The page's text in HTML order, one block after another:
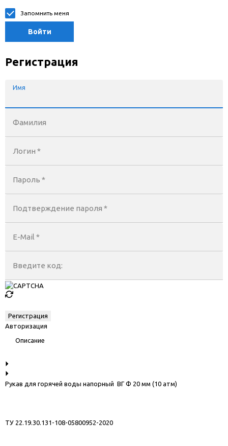
Запомнить меня
Войти
Регистрация
Имя
Фамилия
Логин *
Пароль *
Подтверждение пароля *
E-Mail*
Введите код:
Авторизация
Описание
Рукaв для горячей воды напорный ВГ Ф 20 мм (10 атм)
ТУ 22.19.30.131-108-05800952-2020